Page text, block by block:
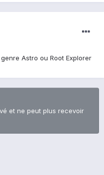
Astro ou Root Explorer
et ne peut plus recevoir